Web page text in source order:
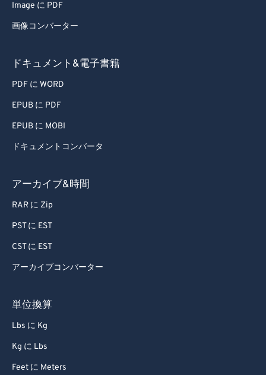
Image に PDF
画像コンバーター
ドキュメント&電子書籍
PDF に WORD
EPUB に PDF
EPUB に MOBI
ドキュメントコンバータ
アーカイブ&時間
RAR に Zip
PST に EST
CST に EST
アーカイブコンバーター
単位換算
Lbs に Kg
Kg に Lbs
Feet に Meters